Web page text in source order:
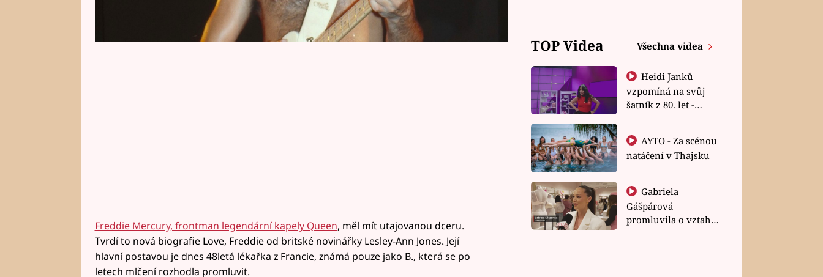
Freddie Mercury, frontman legendární kapely Queen, měl mít utajovanou dceru.
Tvrdí to nová biografie Love, Freddie od britské novinářky Lesley-Ann Jones. Její
hlavní postavou je dnes 48letá lékařka z Francie, známá pouze jako B., která se po
letech mlčení rozhodla promluvit.
TOP Videa Všechna videa
Heidi Janků
vzpomíná na svůj
šatník z 80. let -
natáčení v Thajsku
Gabriela
Gášpárová
promluvila o vztahu